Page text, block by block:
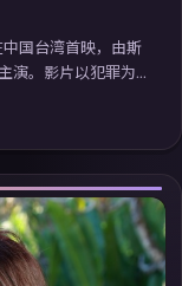
国台湾首映，由斯
演。影片以犯罪为
；摄影与配乐强化
电视剧在线看」延
验。